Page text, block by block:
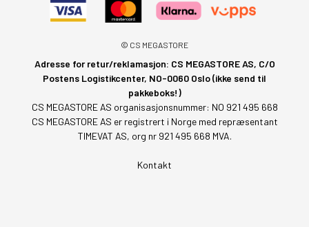
© CS MEGASTORE
Adresse for retur/reklamasjon: CS MEGASTORE AS, C/O
Postens Logistikcenter, NO-0060 Oslo (ikke send til
pakkeboks!)
CS MEGASTORE AS organisasjonsnummer: NO 921 495 668
CS MEGASTORE AS er registrert i Norge med repræsentant
TIMEVAT AS, org nr 921 495 668 MVA.
Kontakt